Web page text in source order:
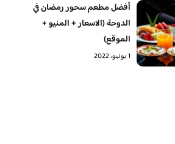
أفضل مطعم سحور رمضان في
الدوحة (الاسعار + المنيو +
الموقع)
1 يونيو، 2022